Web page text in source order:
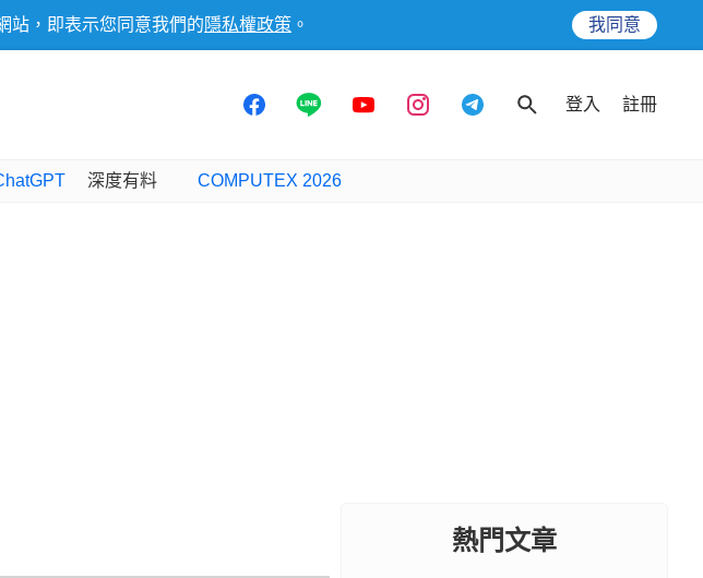
站，即表示您同意我們的 隱私權政策 。 我同意
登入 註冊
深度有料 COMPUTEX 2026
熱門文章